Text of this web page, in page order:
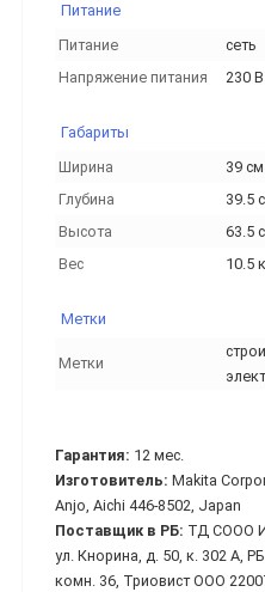
Питание
Питание
сеть
Напряжение питания
230 В
Габариты
Ширина
39 см
Глубина
39.5
Высота
63.5
Вес
10.5
Метки
Метки
Гарантия: 12 мес.
Изготовитель: Makita
Anjo, Aichi 446-8502, Japan
Поставщик в РБ: ТД СООО
ул. Кнорина, д. 50, к. 302 А,
комн. 36, Триовист ООО